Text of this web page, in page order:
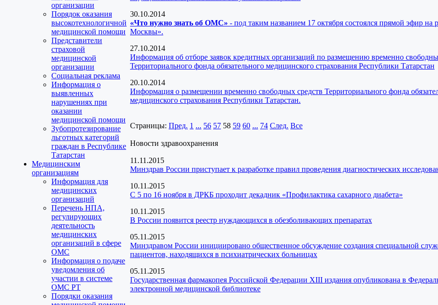
организации
Порядок оказания
высокотехнологичной
медицинской помощи
Представители
страховой
медицинской
организации
Социальная реклама
Информация о
выявленных
нарушениях при
оказании
медицинской помощи
Зубопротезирование
льготных категорий
граждан в Республике
Татарстан
Медицинским
организациям
Информация для
медицинских
организаций
Перечень НПА,
регулирующих
деятельность
медицинских
организаций в сфере
ОМС
Информация о подаче
уведомления об
участии в системе
ОМС РТ
Порядки оказания
30.10.2014
«Что нужно знать об ОМС» - под таким названием 17 октября состоялся прямой эфир на
Москвы».
27.10.2014
Информация об отборе заявок кредитных организаций по размещению временно
Территориального фонда обязательного медицинского страхования Республики Татарстан
20.10.2014
Информация о размещении временно свободных средств Территориального фонда
медицинского страхования Республики Татарстан.
Страницы: Пред. 1 ... 56 57 58 59 60 ... 74 След. Все
Новости здравоохранения
11.11.2015
Минздрав России приступает к разработке правил проведения диагностических
10.11.2015
С 5 по 16 ноября в ДРКБ проходит декадник «Профилактика сахарного диабета»
10.11.2015
В России появится реестр нуждающихся в обезболивающих препаратах
05.11.2015
Минздравом России инициировано общественное обсуждение создания специальной
пациентов, находящихся в психиатрических больницах
05.11.2015
Государственная фармакопея Российской Федерации XIII издания опубликована в
электронной медицинской библиотеке